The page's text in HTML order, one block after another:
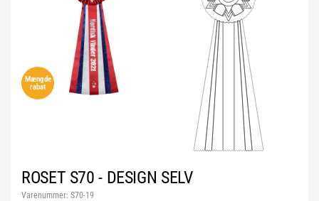
Mængde
rabat
ROSET S70 - DESIGN SELV
Varenummer: S70-19